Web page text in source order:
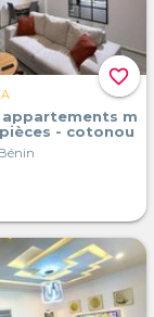
favorite_border
m
- cotonou